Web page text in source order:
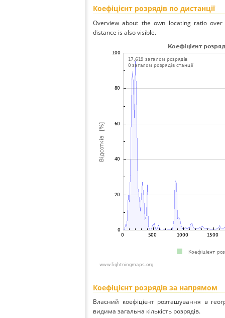
Коефіцієнт розрядів по дистанції
Overview about the own locating ratio
distance is also visible.
Коефіцієнт розрядів за напрямом
Власний коефіцієнт розташування в
видима загальна кількість розрядів.